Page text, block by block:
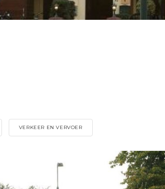
VERKEER EN VERVOER